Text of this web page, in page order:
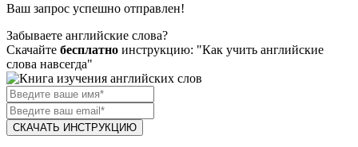
Ваш запрос успешно отправлен!
Забываете английские слова?
Скачайте бесплатно инструкцию: "Как учить английские
слова навсегда"
СКАЧАТЬ ИНСТРУКЦИЮ